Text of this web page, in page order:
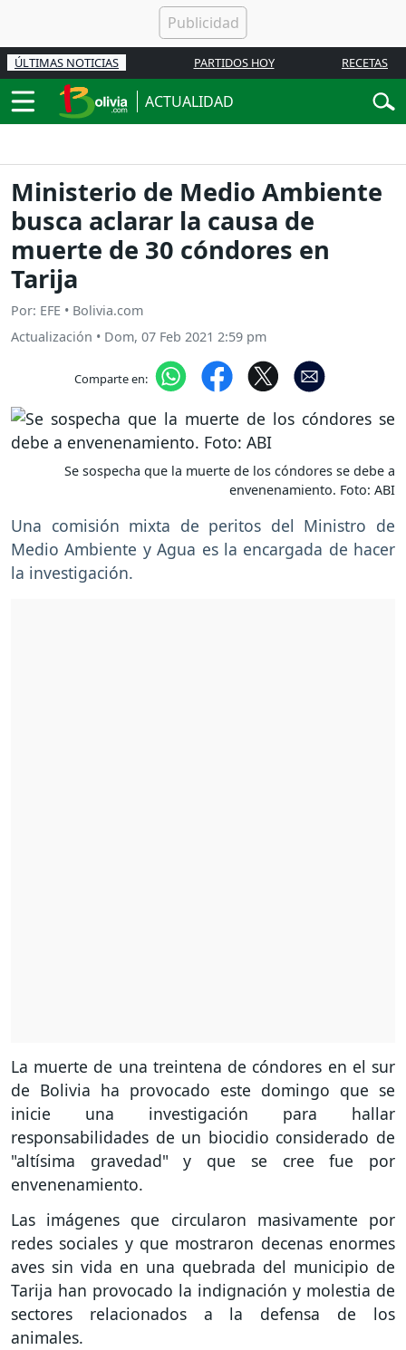
ÚLTIMAS NOTICIAS PARTIDOS HOY RECETAS
ACTUALIDAD
Ministerio de Medio Ambiente
busca aclarar la causa de
muerte de 30 cóndores en
Tarija
Por: EFE • Bolivia.com
Actualización • Dom, 07 Feb 2021 2:59 pm
Comparte en:
Se sospecha que la muerte de los cóndores se debe a
envenenamiento. Foto: ABI
Una comisión mixta de peritos del Ministro de
Medio Ambiente y Agua es la encargada de hacer
la investigación.
La muerte de una treintena de cóndores en el sur
de Bolivia ha provocado este domingo que se
inicie una investigación para hallar
responsabilidades de un biocidio considerado de
"altísima gravedad" y que se cree fue por
envenenamiento.
Las imágenes que circularon masivamente por
redes sociales y que mostraron decenas enormes
aves sin vida en una quebrada del municipio de
Tarija han provocado la indignación y molestia de
sectores relacionados a la defensa de los
animales.